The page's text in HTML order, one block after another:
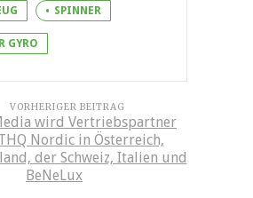
SPINNER
GYRO
VORHERIGER BEITRAG
wird Vertriebspartner
Nordic in Österreich,
der Schweiz, Italien und
BeNeLux